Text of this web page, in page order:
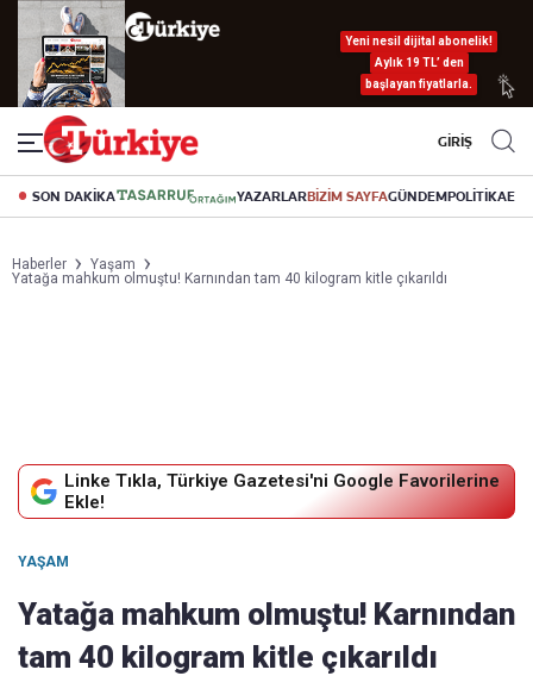
Yeni nesil dijital abonelik!
Aylık 19 TL’ den
başlayan fiyatlarla.
GİRİŞ
SON DAKİKA YAZARLARBİZİM SAYFAGÜNDEMPOLİTİKA
Haberler
Yaşam
Yatağa mahkum olmuştu! Karnından tam 40 kilogram kitle çıkarıldı
Linke Tıkla, Türkiye Gazetesi'ni Google Favorilerine
Ekle!
YAŞAM
Yatağa mahkum olmuştu! Karnından
tam 40 kilogram kitle çıkarıldı